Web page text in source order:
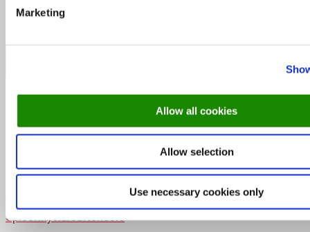
Marketing
Allow all cookies
Allow selection
Use necessary cookies only
Pris:799 kr. (+gebyr) for voksenmeny / 259 kr. (+gebyr) for
barnemeny (opptil 12 år)
Husk at du kan bruke ditt DinnerBooking-
gavekort når du booker nyttårsmiddag hos
våre restauranter. Les mer om vårt
gavekorther.
KöD Stavanger
Lodgen
Spiserinyttårsaftenoslo